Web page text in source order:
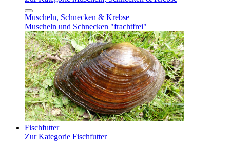
Muscheln, Schnecken & Krebse
Muscheln und Schnecken "frachtfrei"
Fischfutter
Zur Kategorie Fischfutter